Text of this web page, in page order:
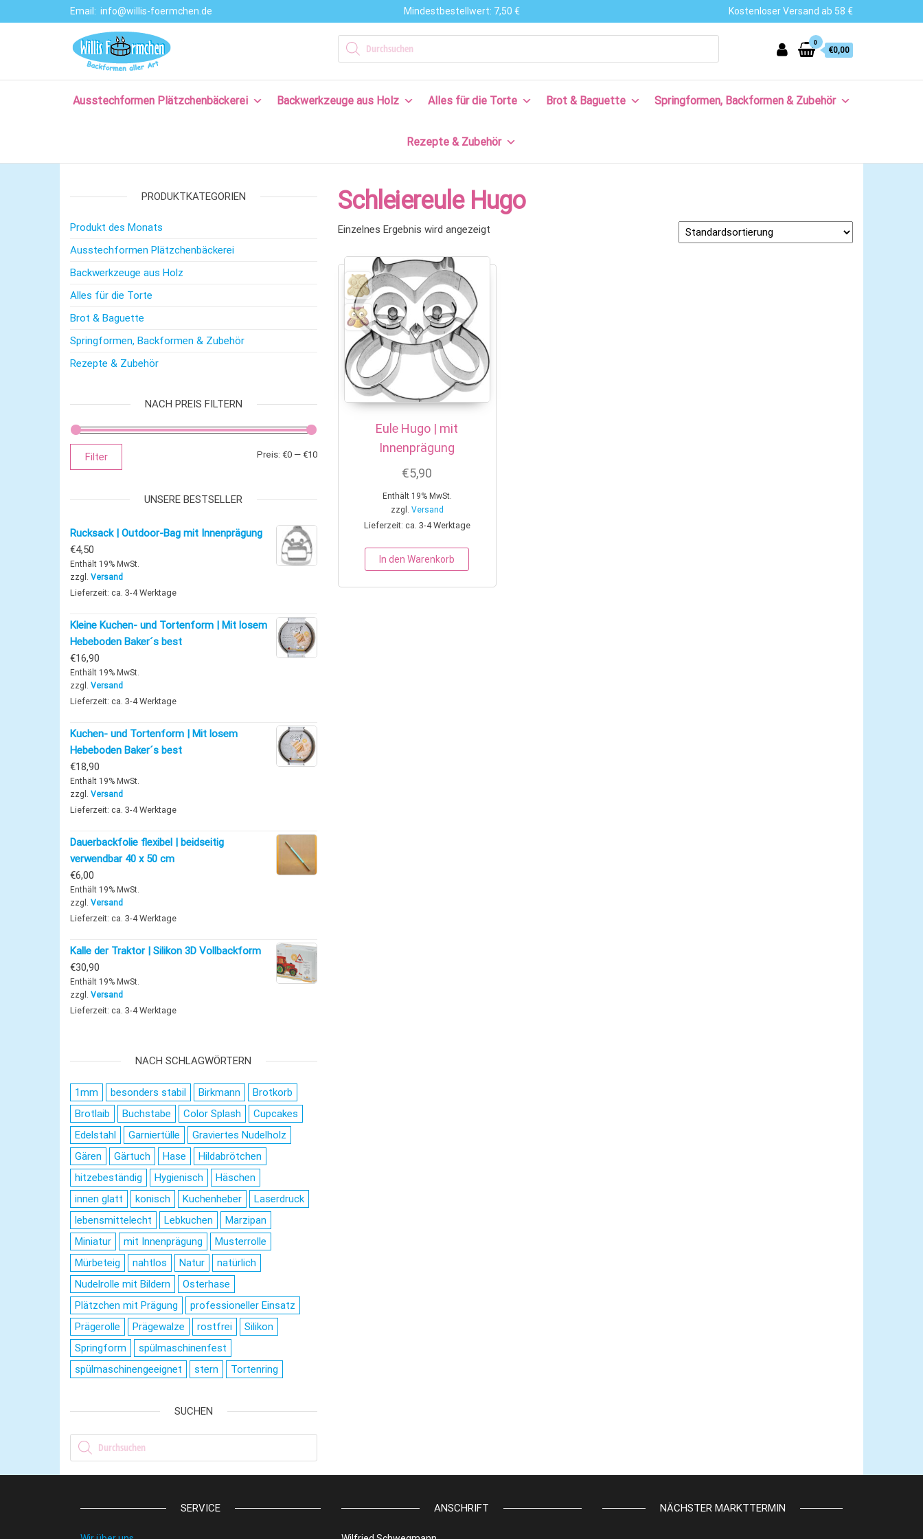
Email: info@willis-foermchen.de Mindestbestellwert: 7,50 € Kostenloser Versand ab 58 €
Ausstechformen
– Backformen
Große Auswahl
an
mit Rezepten
Products search
0
€0,00
Ausstechformen Plätzchenbäckerei Backwerkzeuge aus Holz Alles für die Torte Brot & Baguette Springformen, Backformen & Zubehör
Rezepte & Zubehör
Schleiereule Hugo
Einzelnes Ergebnis wird angezeigt
Eule Hugo | mit
Innenprägung
€5,90
Enthält 19% MwSt.
zzgl. Versand
Lieferzeit: ca. 3-4 Werktage
In den Warenkorb
PRODUKTKATEGORIEN
Produkt des Monats
Ausstechformen Plätzchenbäckerei
Backwerkzeuge aus Holz
Alles für die Torte
Brot & Baguette
Springformen, Backformen & Zubehör
Rezepte & Zubehör
NACH PREIS FILTERN
Min. Preis
Max. Preis
Filter Preis: €0— €10
UNSERE BESTSELLER
Rucksack | Outdoor-Bag mit Innenprägung
€4,50
Enthält 19% MwSt.
zzgl. Versand
Lieferzeit: ca. 3-4 Werktage
Kleine Kuchen- und Tortenform | Mit losem
Hebeboden Baker´s best
€16,90
Enthält 19% MwSt.
zzgl. Versand
Lieferzeit: ca. 3-4 Werktage
Kuchen- und Tortenform | Mit losem
Hebeboden Baker´s best
€18,90
Enthält 19% MwSt.
zzgl. Versand
Lieferzeit: ca. 3-4 Werktage
Dauerbackfolie flexibel | beidseitig
verwendbar 40 x 50 cm
€6,00
Enthält 19% MwSt.
zzgl. Versand
Lieferzeit: ca. 3-4 Werktage
Kalle der Traktor | Silikon 3D Vollbackform
€30,90
Enthält 19% MwSt.
zzgl. Versand
Lieferzeit: ca. 3-4 Werktage
NACH SCHLAGWÖRTERN
1mm besonders stabil Birkmann
Brotkorb
Brotlaib
Buchstabe Color Splash
Cupcakes
Edelstahl
Garniertülle
Graviertes Nudelholz
Gären
Gärtuch Hase
Hildabrötchen
hitzebeständig
Hygienisch
Häschen
innen glatt
konisch Kuchenheber
Laserdruck
lebensmittelecht
Lebkuchen
Marzipan
Miniatur
mit Innenprägung
Musterrolle
Mürbeteig
nahtlos Natur
natürlich
Nudelrolle mit Bildern
Osterhase
Plätzchen mit Prägung
professioneller Einsatz
Prägerolle
Prägewalze rostfrei
Silikon
Springform
spülmaschinenfest
spülmaschinengeeignet
stern Tortenring
SUCHEN
Products search
SERVICE ANSCHRIFT NÄCHSTER MARKTTERMIN